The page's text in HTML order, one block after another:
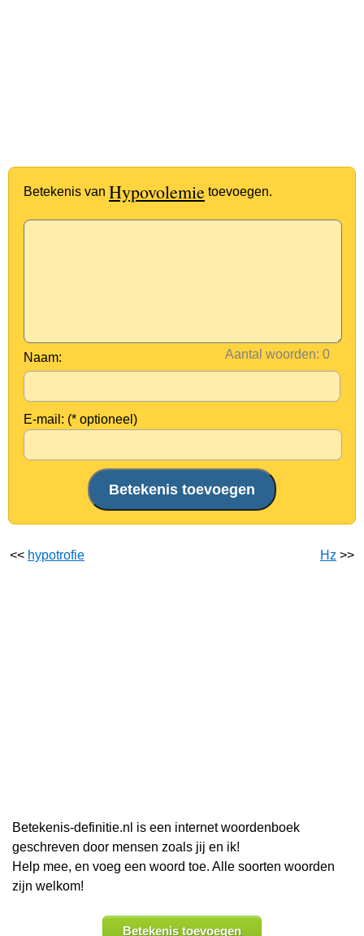
Betekenis van Hypovolemie toevoegen.
Aantal woorden:
Naam:
E-mail: (* optioneel)
<< hypotrofie Hz >>
Betekenis-definitie.nl is een internet woordenboek
geschreven door mensen zoals jij en ik!
Help mee, en voeg een woord toe. Alle soorten woorden
zijn welkom!
Betekenis toevoegen